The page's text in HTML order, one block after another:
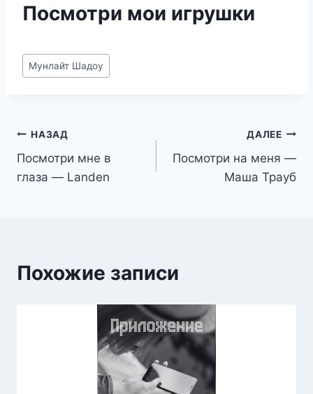
Посмотри мои игрушки
Метки
записи:
Мунлайт Шадоу
Навигация
по
НАЗАД
Посмотри мне в
глаза — Landen
ДАЛЕЕ
Посмотри на меня —
Маша Трауб
Похожие записи